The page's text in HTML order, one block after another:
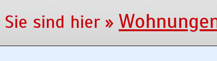
Sie sind hier »